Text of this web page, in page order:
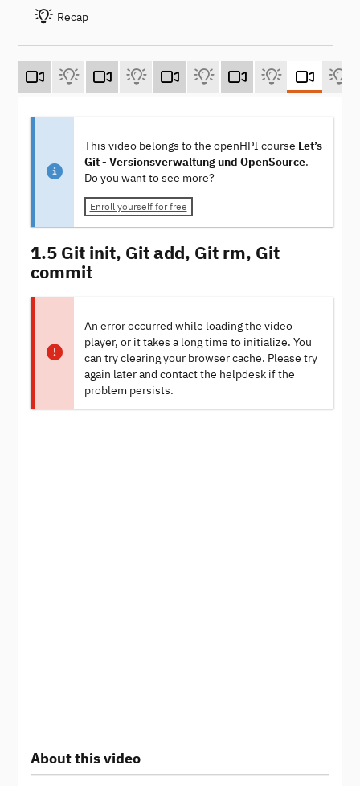
Recap
This video belongs to the openHPI course Let’s
Git - Versionsverwaltung und OpenSource.
Do you want to see more?
Enroll yourself for free
1.5 Git init, Git add, Git rm, Git
commit
An error occurred while loading the video
player, or it takes a long time to initialize. You
can try clearing your browser cache. Please try
again later and contact the helpdesk if the
problem persists.
About this video